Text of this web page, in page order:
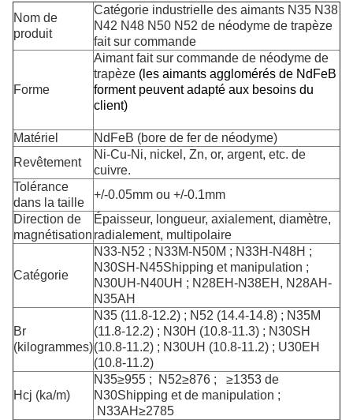
Nom de
produit
Catégorie industrielle des aimants N35 N38
N42 N48 N50 N52 de néodyme de trapèze
fait sur commande
Forme
Aimant fait sur commande de néodyme de
trapèze (les aimants agglomérés de NdFeB
forment peuvent adapté aux besoins du
client)
Matériel
NdFeB (bore de fer de néodyme)
Revêtement
Ni-Cu-Ni, nickel, Zn, or, argent, etc. de
cuivre.
Tolérance
dans la taille
+/-0.05mm ou +/-0.1mm
Direction de
magnétisation
Épaisseur, longueur, axialement, diamètre,
radialement, multipolaire
Catégorie
N33-N52 ; N33M-N50M ; N33H-N48H ;
N30SH-N45Shipping et manipulation ;
N30UH-N40UH ; N28EH-N38EH, N28AH-
N35AH
Br
(kilogrammes)
N35 (11.8-12.2) ; N52 (14.4-14.8) ; N35M
(11.8-12.2) ; N30H (10.8-11.3) ; N30SH
(10.8-11.2) ; N30UH (10.8-11.2) ; U30EH
(10.8-11.2)
Hcj (ka/m)
N35≥955 ; N52≥876 ; ≥1353 de
N30Shipping et de manipulation ;
N33AH≥2785